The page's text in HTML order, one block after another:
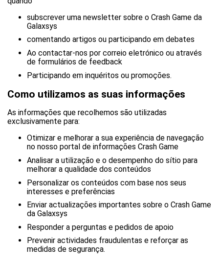
subscrever uma newsletter sobre o Crash Game da
Galaxsys
comentando artigos ou participando em debates
Ao contactar-nos por correio eletrónico ou através
de formulários de feedback
Participando em inquéritos ou promoções.
Como utilizamos as suas informações
As informações que recolhemos são utilizadas
exclusivamente para:
Otimizar e melhorar a sua experiência de navegação
no nosso portal de informações Crash Game
Analisar a utilização e o desempenho do sítio para
melhorar a qualidade dos conteúdos
Personalizar os conteúdos com base nos seus
interesses e preferências
Enviar actualizações importantes sobre o Crash Game
da Galaxsys
Responder a perguntas e pedidos de apoio
Prevenir actividades fraudulentas e reforçar as
medidas de segurança.